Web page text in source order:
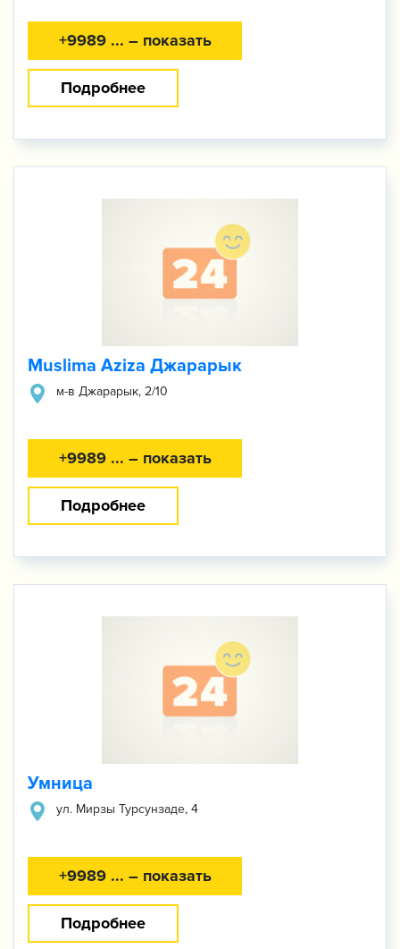
+9989 ... – показать
Подробнее
Muslima Aziza Джарарык
​м-в Джарарык, 2/10
+9989 ... – показать
Подробнее
Умница
ул. Мирзы Турсунзаде, 4
+9989 ... – показать
Подробнее